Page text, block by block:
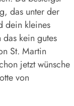
das unter der
dein kleines
kein gutes
St. Martin
jetzt wünsche
von